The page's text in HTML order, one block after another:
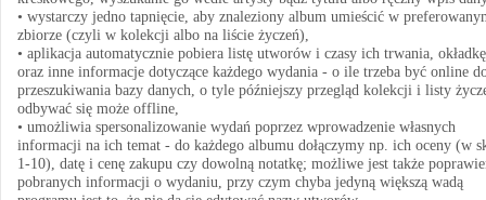
• wystarczy jedno tapnięcie, aby znaleziony album umieścić w
zbiorze (czyli w kolekcji albo na liście życzeń),
• aplikacja automatycznie pobiera listę utworów i czasy ich trwania, okładkę
oraz inne informacje dotyczące każdego wydania - o ile trzeba być online
przeszukiwania bazy danych, o tyle późniejszy przegląd kolekcji i listy
odbywać się może offline,
• umożliwia spersonalizowanie wydań poprzez wprowadzenie własnych
informacji na ich temat - do każdego albumu dołączymy np. ich oceny (w
1-10), datę i cenę zakupu czy dowolną notatkę; możliwe jest także
pobranych informacji o wydaniu, przy czym chyba jedyną większą wadą